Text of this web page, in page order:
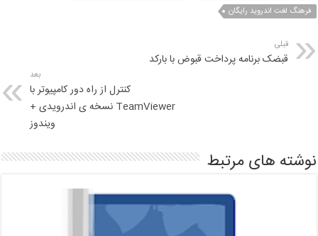
فرهنگ لغت اندروید رایگان
قبلی
قبضک برنامه پرداخت قبوض با بارکد
بعد
کنترل از راه دور کامپیوتر با
TeamViewer نسخه ی اندرویدی +
ویندوز
نوشته های مرتبط